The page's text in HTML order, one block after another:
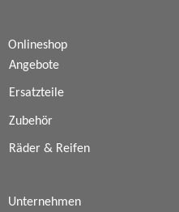
Onlineshop
Angebote
Ersatzteile
Zubehör
Räder & Reifen
Unternehmen